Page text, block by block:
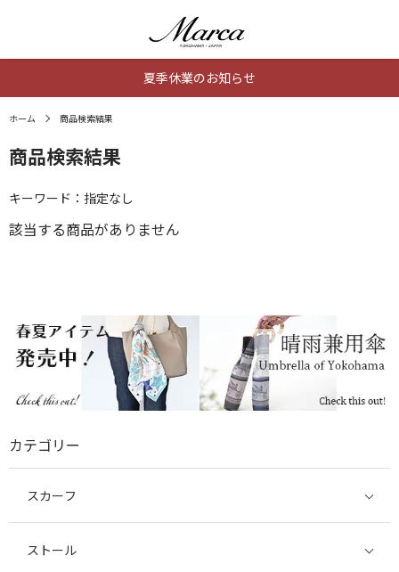
夏季休業のお知らせ
ホーム 商品検索結果
商品検索結果
キーワード：指定なし
該当する商品がありません
カテゴリー
スカーフ
ストール